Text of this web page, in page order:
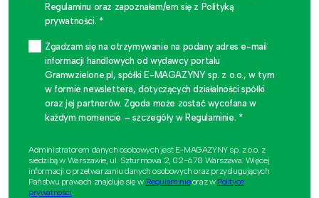
Regulaminu oraz zapoznałam/em się z Polityką
prywatności. *
Zgadzam się na otrzymywanie na podany adres e-mail
informacji handlowych od wydawcy portalu
Gramwzielone.pl, spółki E-MAGAZYNY sp. z o.o., w tym
w formie newslettera, dotyczących działalności spółki
oraz jej partnerów. Zgoda może zostać wycofana w
każdym momencie – szczegóły w Regulaminie. *
Administratorem danych osobowych jest E-MAGAZYNY sp. z o.o. z
siedzibą w Warszawie, ul. Szturmowa 2, 02-678 Warszawa. Więcej
informacji o przetwarzaniu danych osobowych oraz przysługujących
Państwu prawach znajduje się w Regulaminieoraz w Polityce
prywatności.